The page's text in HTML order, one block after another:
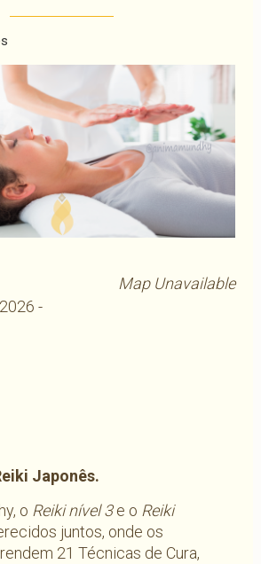
Map Unavailable
-
Japonês.
o Reiki nível 3e o Reiki
juntos, onde os
21 Técnicas de Cura,